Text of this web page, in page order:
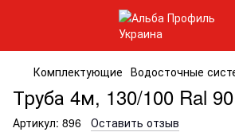
Комплектующие Водосточные
Труба 4м, 130/100 Ral
Артикул: 896 Оставить отзыв